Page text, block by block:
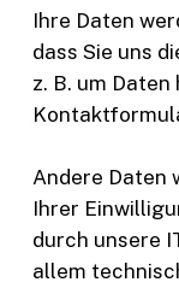
Ihre Daten
dass Sie uns
z. B. um Daten
Andere Daten
Ihrer
durch unsere
allem